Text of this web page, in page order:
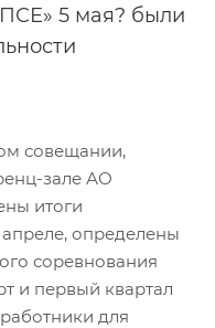
5 мая? были
совещании,
зале АО
итоги
определены
соревнования
и первый квартал
для